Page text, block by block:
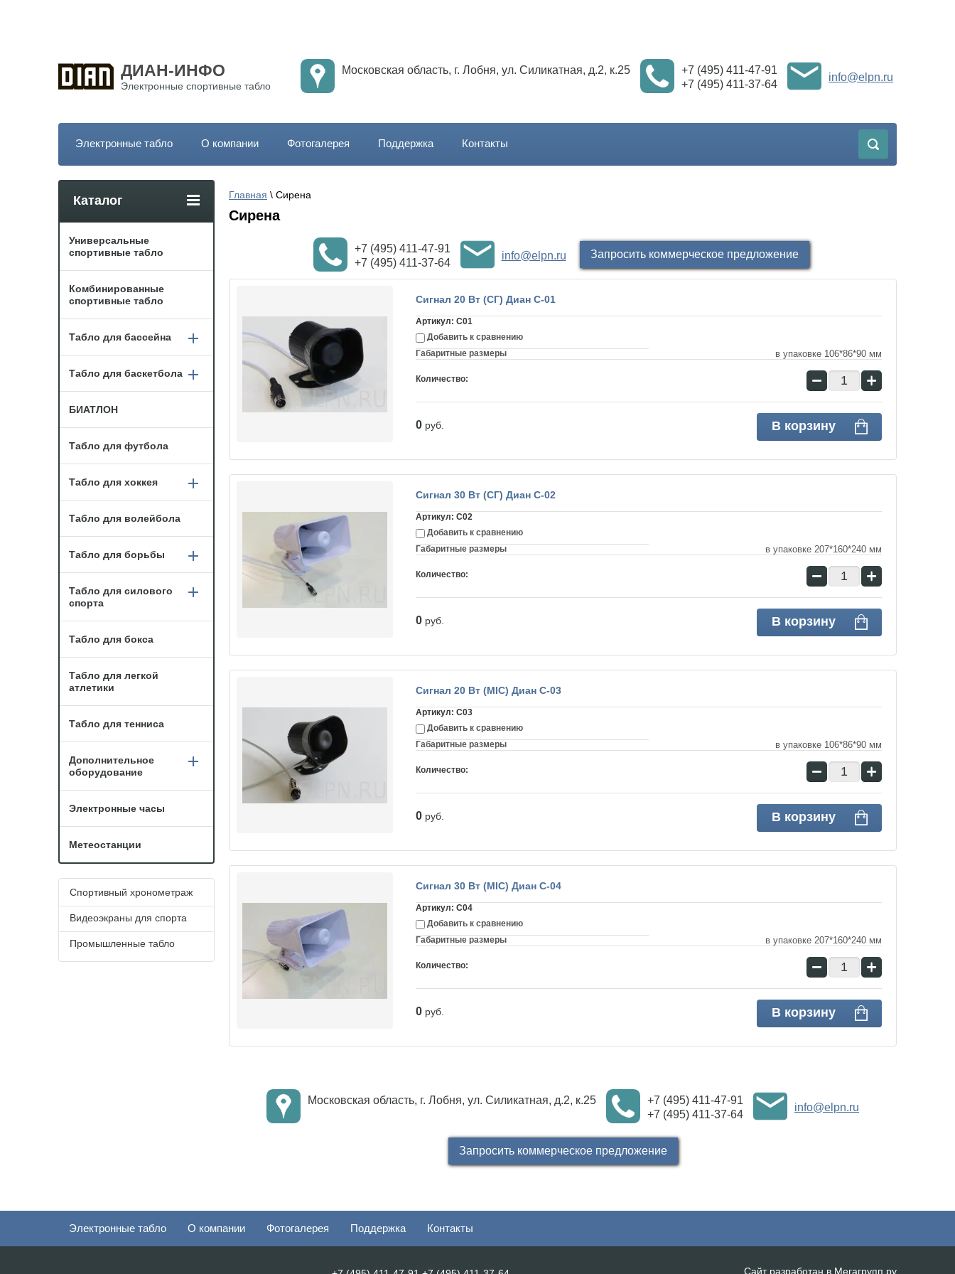
ДИАН-ИНФО
Электронные спортивные табло
Московская область, г. Лобня, ул. Силикатная, д.2, к.25
+7 (495) 411-47-91
+7 (495) 411-37-64
info@elpn.ru
Электронные табло О компании Фотогалерея Поддержка Контакты
Главная \ Сирена
Сирена
+7 (495) 411-47-91
+7 (495) 411-37-64
info@elpn.ru Запросить коммерческое предложение
Сигнал 20 Вт (СГ) Диан С-01
Артикул: C01
Добавить к сравнению
Габаритные размеры
в упаковке 106*86*90 мм
Количество: − +
0 руб. В корзину
Сигнал 30 Вт (СГ) Диан С-02
Артикул: C02
Добавить к сравнению
Габаритные размеры
в упаковке 207*160*240 мм
Количество: − +
0 руб. В корзину
Сигнал 20 Вт (MIC) Диан С-03
Артикул: C03
Добавить к сравнению
Габаритные размеры
в упаковке 106*86*90 мм
Количество: − +
0 руб. В корзину
Сигнал 30 Вт (MIC) Диан С-04
Артикул: C04
Добавить к сравнению
Габаритные размеры
в упаковке 207*160*240 мм
Количество: − +
0 руб. В корзину
Московская область, г. Лобня, ул. Силикатная, д.2, к.25
+7 (495) 411-47-91
+7 (495) 411-37-64
info@elpn.ru
Запросить коммерческое предложение
Каталог
Универсальные
спортивные табло
Комбинированные
спортивные табло
Табло для бассейна
Табло для баскетбола
БИАТЛОН
Табло для футбола
Табло для хоккея
Табло для волейбола
Табло для борьбы
Табло для силового
спорта
Табло для бокса
Табло для легкой
атлетики
Табло для тенниса
Дополнительное
оборудование
Электронные часы
Метеостанции
Спортивный хронометраж
Видеоэкраны для спорта
Промышленные табло
Электронные табло О компании Фотогалерея Поддержка Контакты
Сайт разработан в Мегагрупп.ру